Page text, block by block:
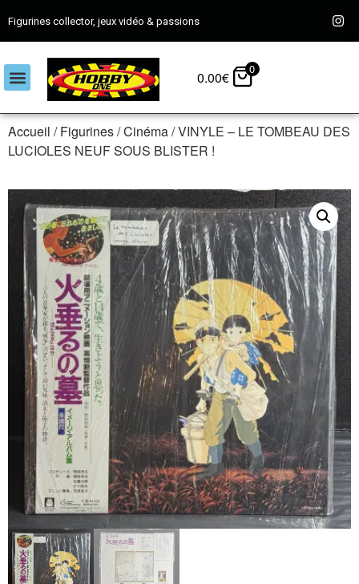
Figurines collector, jeux vidéo & passions
0.00€ 0
Accueil /Figurines/Cinéma/ VINYLE – LE TOMBEAU DES
LUCIOLES NEUF SOUS BLISTER !